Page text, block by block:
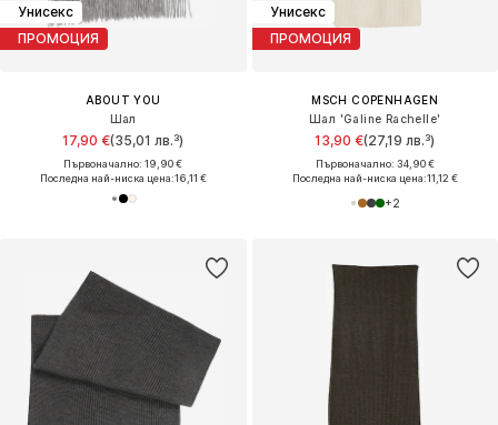
Унисекс
ПРОМОЦИЯ
ABOUT YOU
Шал
17,90 €(35,01 лв.³)
Първоначално: 19,90 €
Последна най-ниска цена:16,11 €
Унисекс
ПРОМОЦИЯ
MSCH COPENHAGEN
Шал 'Galine Rachelle'
13,90 €(27,19 лв.³)
Първоначално: 34,90 €
Последна най-ниска цена:11,12 €
+2